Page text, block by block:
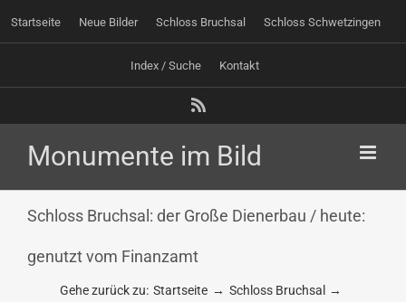
Inhalt
springen
Startseite Neue Bilder Schloss Bruchsal Schloss Schwetzingen
Index / Suche Kontakt
Schloss Bruchsal: der Große Dienerbau / heute:
genutzt vom Finanzamt
Gehe zurück zu: Startseite
Schloss Bruchsal